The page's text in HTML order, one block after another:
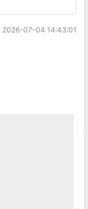
2026-07-04 14:43:01